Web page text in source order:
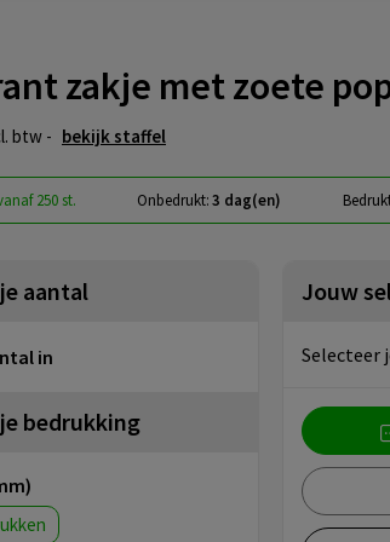
zakje met zoete
btw - bekijk staffel
250 st. Onbedrukt:3 dag(en)
aantal
in
bedrukking
Jouw
Selecteer